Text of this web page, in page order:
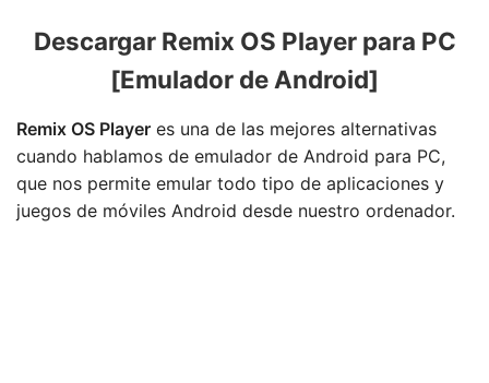
Descargar Remix OS Player para PC
[Emulador de Android]
Remix OS Player es una de las mejores alternativas
cuando hablamos de emulador de Android para PC,
que nos permite emular todo tipo de aplicaciones y
juegos de móviles Android desde nuestro ordenador.